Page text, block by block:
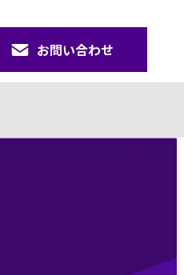
お問い合わせ